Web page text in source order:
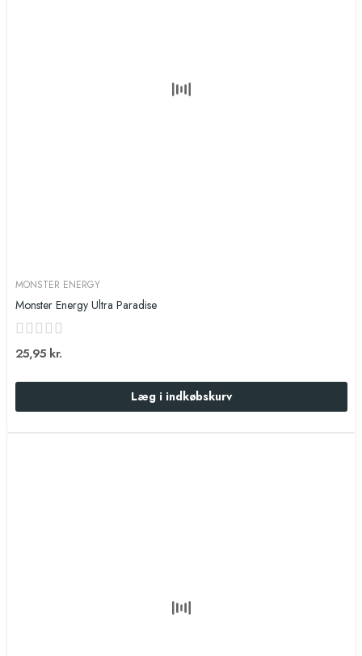
MONSTER ENERGY
Monster Energy Ultra Paradise
25,95 kr.
Læg i indkøbskurv